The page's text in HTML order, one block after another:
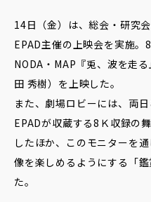
14日（金）は、総会・研究
EPAD主催の上映会を実施。
NODA・MAP『兎、波を⾛
田 秀樹）を上映した。
また、劇場ロビーには、両
EPADが収蔵する8Ｋ収録の
したほか、このモニターを
像を楽しめるようにする「
た。